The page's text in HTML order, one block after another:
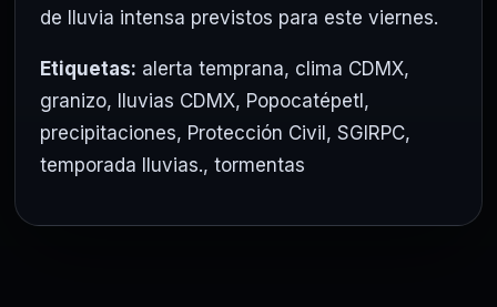
de lluvia intensa previstos para este viernes.
Etiquetas: alerta temprana, clima CDMX,
granizo, lluvias CDMX, Popocatépetl ,
precipitaciones, Protección Civil , SGIRPC,
temporada lluvias., tormentas